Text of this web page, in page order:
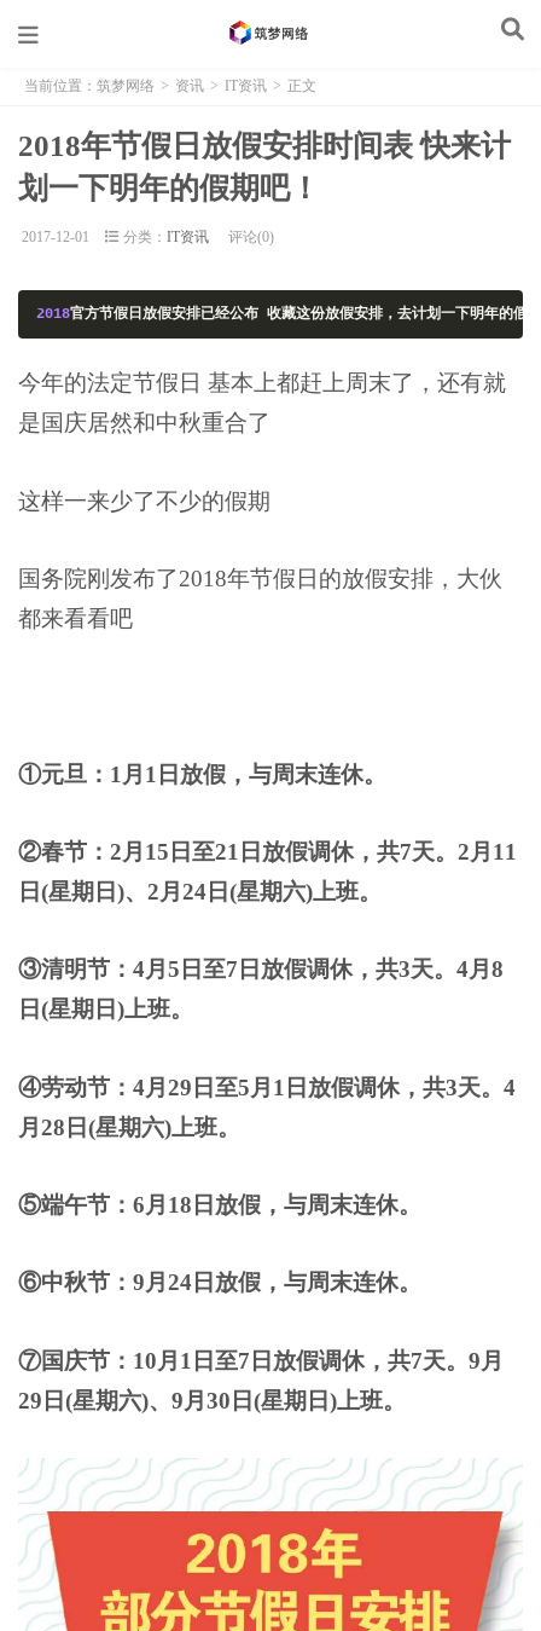
当前位置： 筑梦网络 > 资讯 > IT资讯 > 正文
2018年节假日放假安排时间表 快来计
划一下明年的假期吧！
2017-12-01 分类： IT资讯 评论(0)
2018官方节假日放假安排已经公布 收藏这份放假安排，去计划一下明年的假
今年的法定节假日 基本上都赶上周末了，还有就
是国庆居然和中秋重合了
这样一来少了不少的假期
国务院刚发布了2018年节假日的放假安排，大伙
都来看看吧
①元旦：1月1日放假，与周末连休。
②春节：2月15日至21日放假调休，共7天。2月11
日(星期日)、2月24日(星期六)上班。
③清明节：4月5日至7日放假调休，共3天。4月8
日(星期日)上班。
④劳动节：4月29日至5月1日放假调休，共3天。4
月28日(星期六)上班。
⑤端午节：6月18日放假，与周末连休。
⑥中秋节：9月24日放假，与周末连休。
⑦国庆节：10月1日至7日放假调休，共7天。9月
29日(星期六)、9月30日(星期日)上班。